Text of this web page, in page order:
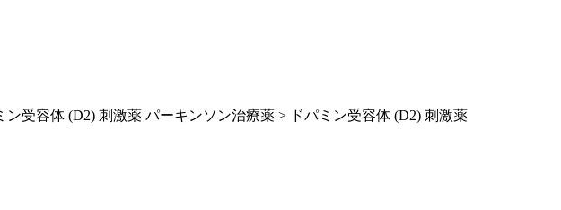
受容体 (D2) 刺激薬 パーキンソン治療薬 > ドパミン受容体 (D2) 刺激薬